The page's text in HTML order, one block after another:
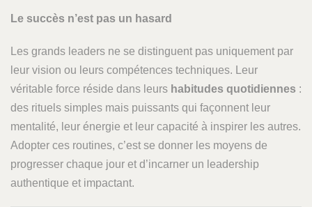
Le succès n’est pas un hasard
Les grands leaders ne se distinguent pas uniquement par
leur vision ou leurs compétences techniques. Leur
véritable force réside dans leurs habitudes quotidiennes :
des rituels simples mais puissants qui façonnent leur
mentalité, leur énergie et leur capacité à inspirer les autres.
Adopter ces routines, c’est se donner les moyens de
progresser chaque jour et d’incarner un leadership
authentique et impactant.